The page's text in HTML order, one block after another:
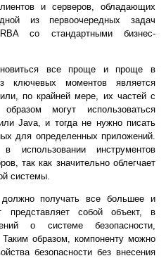
и серверов, обладающих
из первоочередных задач
со стандартными бизнес-
все проще и проще в
ключевых моментов является
по крайней мере, их частей с
могут использоваться
Java, и тогда не нужно писать
для определенных приложений.
инструментов
так как значительно облегчает
системы.
должно получать все большее и
представляет собой объект, в
о системе безопасности,
образом, компоненту можно
безопасности без внесения